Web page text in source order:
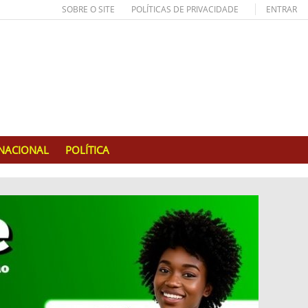
SOBRE O SITE POLÍTICAS DE PRIVACIDADE ENTRAR
POLÍTICA